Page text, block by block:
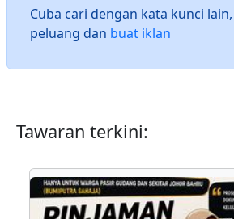
Cuba cari dengan kata kunci
peluang dan buat iklan
Tawaran terkini: